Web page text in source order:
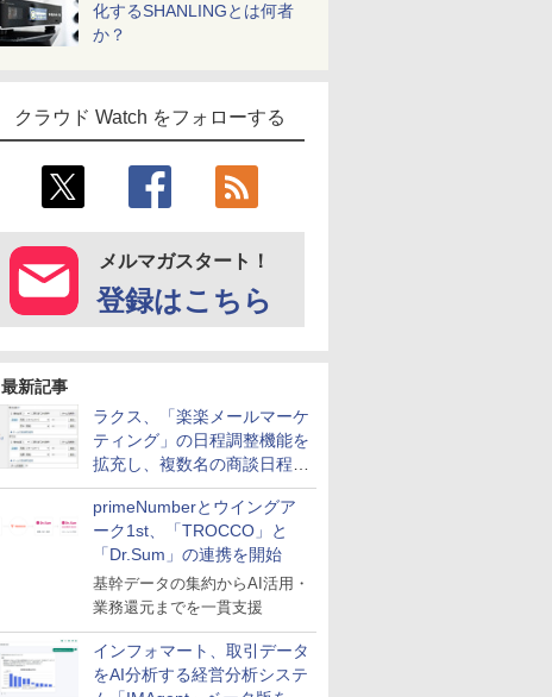
化するSHANLINGとは何者
か？
クラウド Watch をフォローする
メルマガスタート！
登録はこちら
最新記事
ラクス、「楽楽メールマーケ
ティング」の日程調整機能を
拡充し、複数名の商談日程調
整を効率化
primeNumberとウイングア
ーク1st、「TROCCO」と
「Dr.Sum」の連携を開始
基幹データの集約からAI活用・
業務還元までを一貫支援
インフォマート、取引データ
をAI分析する経営分析システ